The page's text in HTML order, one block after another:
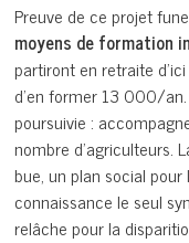
Preuve de ce projet
moyens de formation
partiront en retraite
d’en former 13 000/
poursuivie :
nombre d’agriculteurs.
bue, un plan social
connaissance le seul
relâche pour la